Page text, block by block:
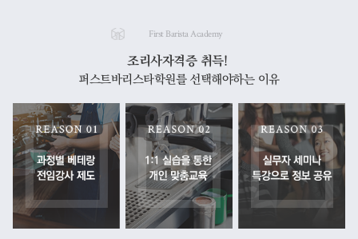
First Barista Academy
조리사자격증 취득!
퍼스트바리스타학원를 선택해야하는 이유